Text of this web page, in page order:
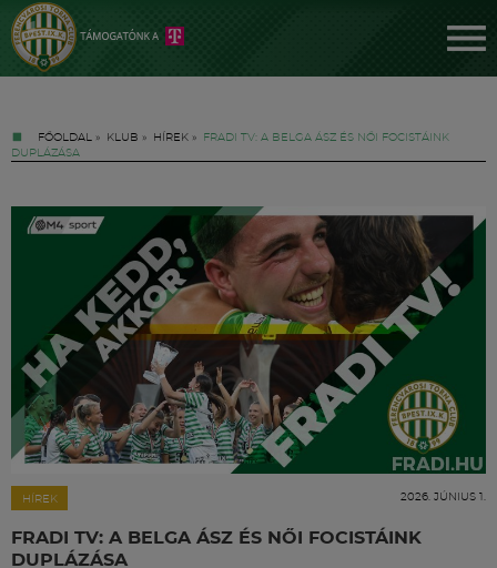
FŐOLDAL » KLUB » HÍREK »
FRADI TV: A BELGA ÁSZ ÉS NŐI FOCISTÁINK
DUPLÁZÁSA
HÍREK 2026. JÚNIUS 1.
FRADI TV: A BELGA ÁSZ ÉS NŐI FOCISTÁINK
DUPLÁZÁSA
Jegyek
FM YouTube +
Hírek
Labdarúgás